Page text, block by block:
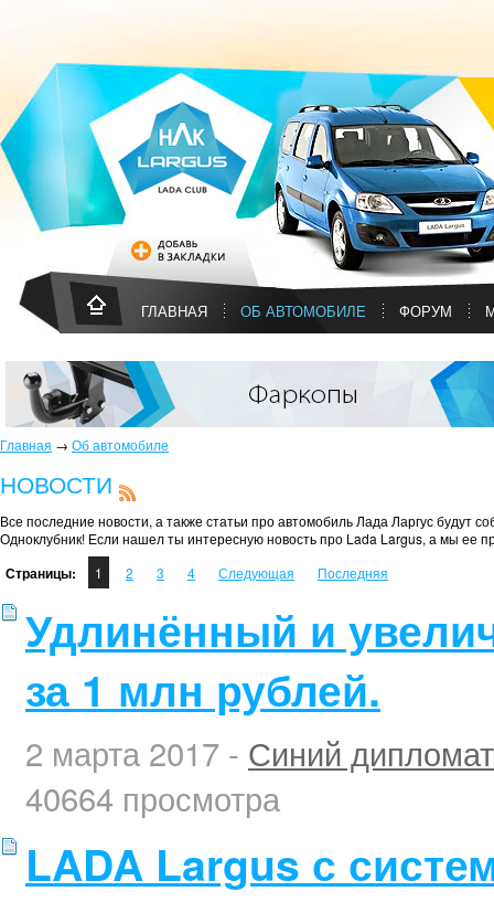
ГЛАВНАЯ ОБ АВТОМОБИЛЕ ФОРУМ
Главная → Об автомобиле
НОВОСТИ
Все последние новости, а также статьи про автомобиль Лада Ларгус будут
Одноклубник! Если нашел ты интересную новость про Lada Largus, а мы ее
Страницы: 1 2 3 4 Следующая Последняя
Удлинённый и
за 1 млн рублей.
2 марта 2017 - Синий дипломат
40664 просмотра
LADA Largus с